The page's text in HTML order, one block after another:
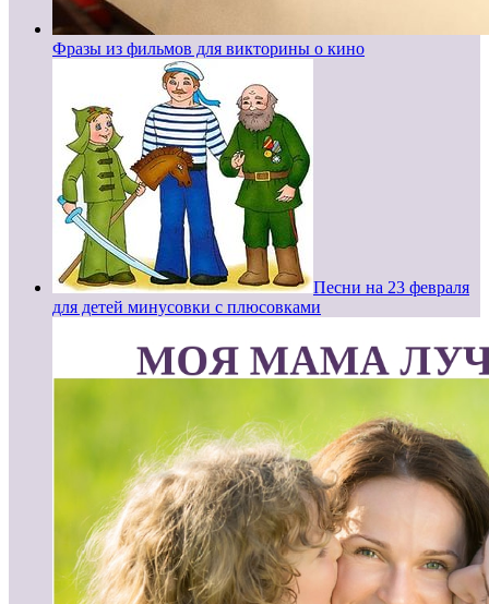
Фразы из фильмов для викторины о кино
Песни на 23 февраля
для детей минусовки с плюсовками